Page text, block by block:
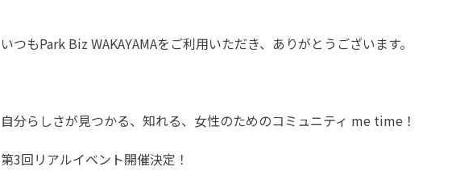
いつもPark Biz WAKAYAMAをご利用いただき、ありがとうございます。
自分らしさが見つかる、知れる、女性のためのコミュニティ me time！
第3回リアルイベント開催決定！